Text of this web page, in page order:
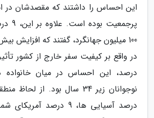
این احساس را داشتند که مقصدشان در
100 میلیون جهانگرد، گفتند که افزایش
درصد، این احساس در میان